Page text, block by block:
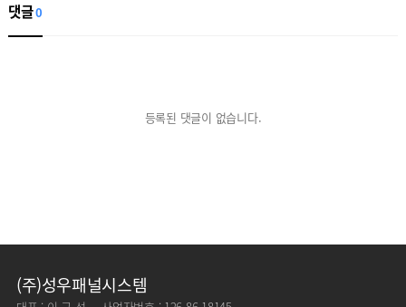
댓글0
등록된 댓글이 없습니다.
(주)성우패널시스템